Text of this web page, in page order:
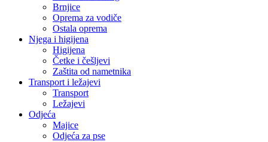
Brnjice
Oprema za vodiče
Ostala oprema
Njega i higijena
Higijena
Četke i češljevi
Zaštita od nametnika
Transport i ležajevi
Transport
Ležajevi
Odjeća
Majice
Odjeća za pse